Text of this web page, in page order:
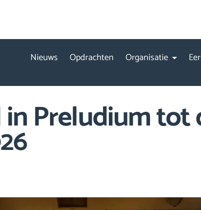
Nieuws Opdrachten Organisatie
Preludium